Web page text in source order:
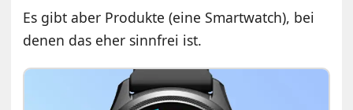
Es gibt aber Produkte (eine Smartwatch), bei
denen das eher sinnfrei ist.